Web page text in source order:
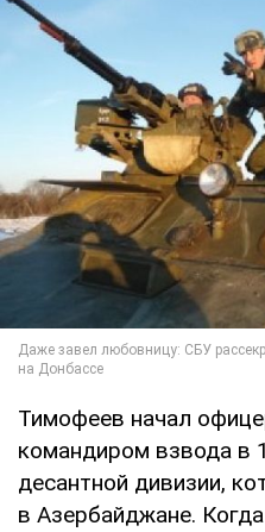
Тимофеев начал
командиром взвода в
десантной дивизии,
в Азербайджане.